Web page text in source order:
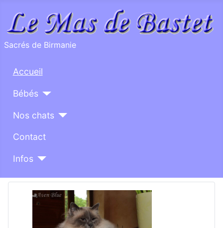
Sacrés de Birmanie
Accueil
Bébés
Nos chats
Contact
Infos